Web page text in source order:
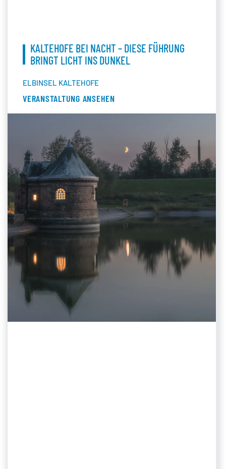
KALTEHOFE BEI NACHT – DIESE FÜHRUNG
BRINGT LICHT INS DUNKEL
ELBINSEL KALTEHOFE
VERANSTALTUNG ANSEHEN